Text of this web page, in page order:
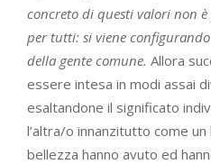
concreto di questi valori non
per tutti: si viene
della gente comune. Allora
essere intesa in modi assai
esaltandone il significato
l’altra/o innanzitutto come un
bellezza hanno avuto ed